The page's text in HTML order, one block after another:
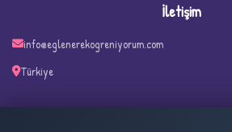
İletişim
info@eglenerekogreniyorum.com
Türkiye